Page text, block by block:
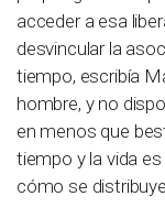
acceder a esa
desvincular la
tiempo, escribía
hombre, y no
en menos que
tiempo y la vida
cómo se